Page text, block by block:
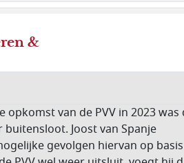
&
opkomst van de PVV in 2023 was
Joost van Spanje
gevolgen hiervan op basis